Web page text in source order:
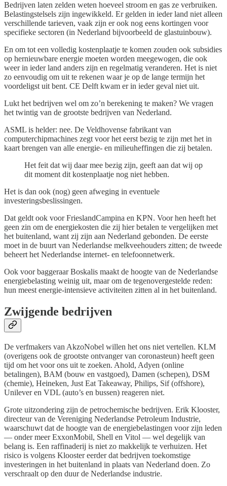
Bedrijven laten zelden weten hoeveel stroom en gas ze verbruiken.
Belastingstelsels zijn ingewikkeld. Er gelden in ieder land niet alleen
verschillende tarieven, vaak zijn er ook nog eens kortingen voor
specifieke sectoren (in Nederland bijvoorbeeld de glastuinbouw).
En om tot een volledig kostenplaatje te komen zouden ook subsidies
op hernieuwbare energie moeten worden meegewogen, die ook
weer in ieder land anders zijn en regelmatig veranderen. Het is niet
zo eenvoudig om uit te rekenen waar je op de lange termijn het
voordeligst uit bent. CE Delft kwam er in ieder geval niet uit.
Lukt het bedrijven wel om zo’n berekening te maken? We vragen
het twintig van de grootste bedrijven van Nederland.
ASML is helder: nee. De Veldhovense fabrikant van
computerchipmachines zegt voor het eerst bezig te zijn met het in
kaart brengen van alle energie- en milieuheffingen die zij betalen.
Het feit dat wij daar mee bezig zijn, geeft aan dat wij op
dit moment dit kostenplaatje nog niet hebben.
Het is dan ook (nog) geen afweging in eventuele
investeringsbeslissingen.
Dat geldt ook voor FrieslandCampina en KPN. Voor hen heeft het
geen zin om de energiekosten die zij hier betalen te vergelijken met
het buitenland, want zij zijn aan Nederland gebonden. De eerste
moet in de buurt van Nederlandse melkveehouders zitten; de tweede
beheert het Nederlandse internet- en telefoonnetwerk.
Ook voor baggeraar Boskalis maakt de hoogte van de Nederlandse
energiebelasting weinig uit, maar om de tegenovergestelde reden:
hun meest energie-intensieve activiteiten zitten al in het buitenland.
Zwijgende bedrijven
De verfmakers van AkzoNobel willen het ons niet vertellen. KLM
(overigens ook de grootste ontvanger van coronasteun) heeft geen
tijd om het voor ons uit te zoeken. Ahold, Adyen (online
betalingen), BAM (bouw en vastgoed), Damen (schepen), DSM
(chemie), Heineken, Just Eat Takeaway, Philips, Sif (offshore),
Unilever en VDL (auto’s en bussen) reageren niet.
Grote uitzondering zijn de petrochemische bedrijven. Erik Klooster,
directeur van de Vereniging Nederlandse Petroleum Industrie,
waarschuwt dat de hoogte van de energiebelastingen voor zijn leden
— onder meer ExxonMobil, Shell en Vitol — wel degelijk van
belang is. Een raffinaderij is niet zo makkelijk te verhuizen. Het
risico is volgens Klooster eerder dat bedrijven toekomstige
investeringen in het buitenland in plaats van Nederland doen. Zo
verschraalt op den duur de Nederlandse industrie.